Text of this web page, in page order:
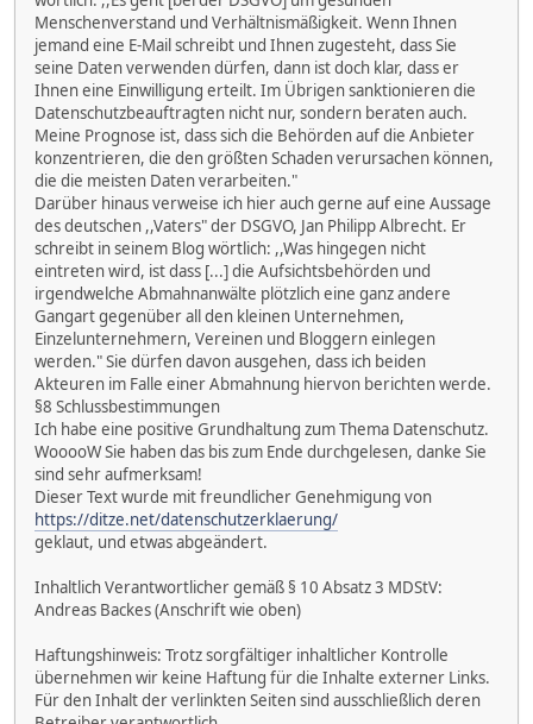
Menschenverstand und Verhältnismäßigkeit. Wenn Ihnen
jemand eine E-Mail schreibt und Ihnen zugesteht, dass Sie
seine Daten verwenden dürfen, dann ist doch klar, dass er
Ihnen eine Einwilligung erteilt. Im Übrigen sanktionieren die
Datenschutzbeauftragten nicht nur, sondern beraten auch.
Meine Prognose ist, dass sich die Behörden auf die Anbieter
konzentrieren, die den größten Schaden verursachen können,
die die meisten Daten verarbeiten."
Darüber hinaus verweise ich hier auch gerne auf eine Aussage
des deutschen ,,Vaters" der DSGVO, Jan Philipp Albrecht. Er
schreibt in seinem Blog wörtlich: ,,Was hingegen nicht
eintreten wird, ist dass [...] die Aufsichtsbehörden und
irgendwelche Abmahnanwälte plötzlich eine ganz andere
Gangart gegenüber all den kleinen Unternehmen,
Einzelunternehmern, Vereinen und Bloggern einlegen
werden." Sie dürfen davon ausgehen, dass ich beiden
Akteuren im Falle einer Abmahnung hiervon berichten werde.
§8 Schlussbestimmungen
Ich habe eine positive Grundhaltung zum Thema Datenschutz.
WooooW Sie haben das bis zum Ende durchgelesen, danke Sie
sind sehr aufmerksam!
Dieser Text wurde mit freundlicher Genehmigung von
https://ditze.net/datenschutzerklaerung/
geklaut, und etwas abgeändert.
Inhaltlich Verantwortlicher gemäß § 10 Absatz 3 MDStV:
Andreas Backes (Anschrift wie oben)
Haftungshinweis: Trotz sorgfältiger inhaltlicher Kontrolle
übernehmen wir keine Haftung für die Inhalte externer Links.
Für den Inhalt der verlinkten Seiten sind ausschließlich deren